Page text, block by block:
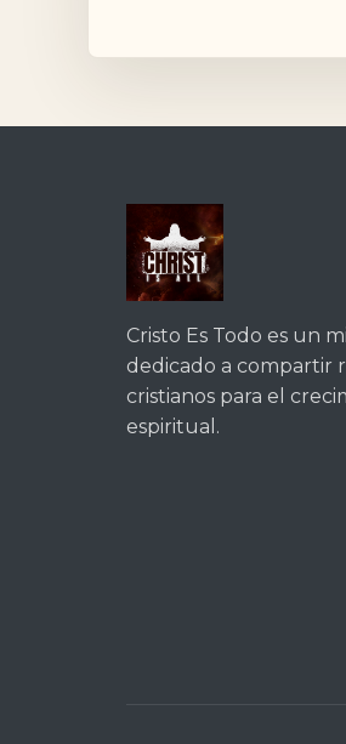
Cristo Es Todo es un
dedicado a compartir
cristianos para el
espiritual.